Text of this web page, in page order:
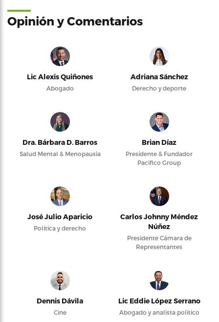
Opinión y Comentarios
Lic Alexis Quiñones
Abogado
Adriana Sánchez
Derecho y deporte
Dra. Bárbara D. Barros
Salud Mental & Menopausia
Brian Díaz
Presidente & Fundador
Pacifico Group
José Julio Aparicio
Política y derecho
Carlos Johnny Méndez
Núñez
Presidente Cámara de
Representantes
Dennis Dávila
Cine
Lic Eddie López Serrano
Abogado y analista político